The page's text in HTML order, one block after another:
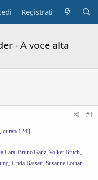
Registrati
- A voce alta
#1
durata 124']
Lara, Bruno Ganz, Volker Bruch,
Linda Bassett, Susanne Lothar